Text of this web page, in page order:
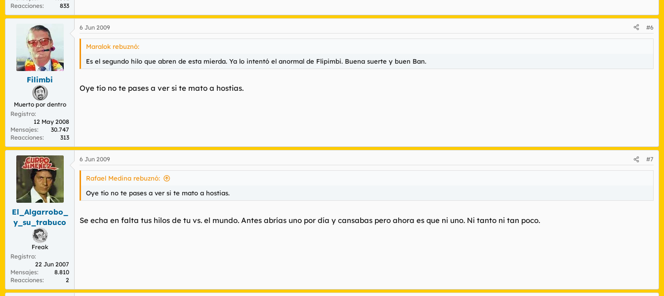
Reacciones
833
Filimbi
Muerto por dentro
Registro
12 May 2008
Mensajes
30.747
Reacciones
313
6 Jun 2009 #6
Maralok rebuznó:
Es el segundo hilo que abren de esta mierda. Ya lo intentó el anormal de Flipimbi. Buena suerte y buen Ban.
Oye tío no te pases a ver si te mato a hostias.
El_Algarrobo_
y_su_trabuco
Freak
Registro
22 Jun 2007
Mensajes
8.810
Reacciones
2
6 Jun 2009 #7
Rafael Medina rebuznó:
Oye tío no te pases a ver si te mato a hostias.
Se echa en falta tus hilos de tu vs. el mundo. Antes abrías uno por día y cansabas pero ahora es que ni uno. Ni tanto ni tan poco.